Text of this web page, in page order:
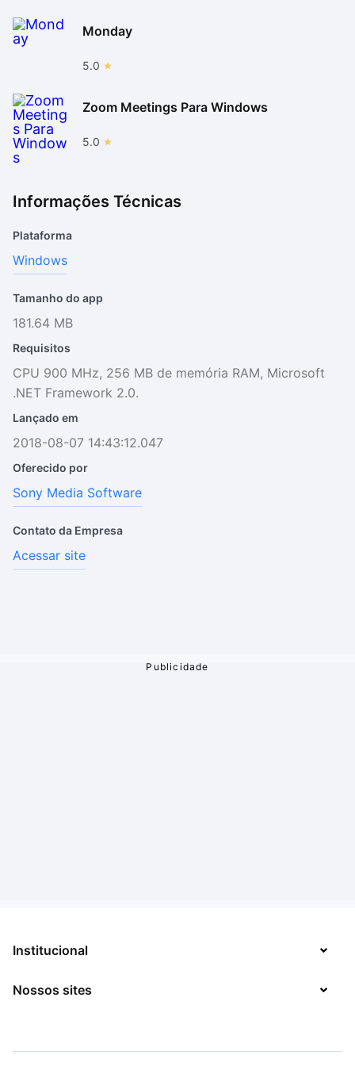
Monday
5.0
Zoom Meetings Para Windows
5.0
Informações Técnicas
Plataforma
Windows
Tamanho do app
181.64 MB
Requisitos
CPU 900 MHz, 256 MB de memória RAM, Microsoft
.NET Framework 2.0.
Lançado em
2018-08-07 14:43:12.047
Oferecido por
Sony Media Software
Contato da Empresa
Acessar site
Institucional
Sobre
Jobs
Nossos sites